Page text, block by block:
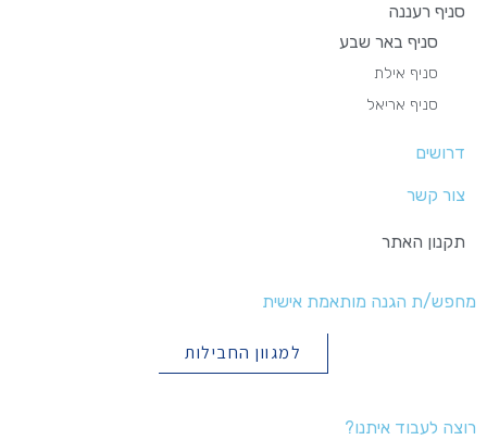
מחפש/ת הגנה מותאמת אישית
למגוון החבילות
רוצה לעבוד איתנו?
סניף רעננה
סניף באר שבע
סניף אילת
סניף אריאל
דרושים
צור קשר
תקנון האתר